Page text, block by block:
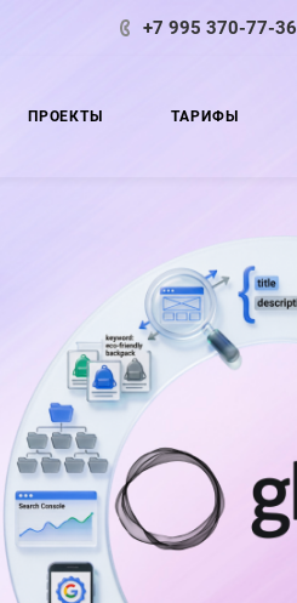
+7 995 370-77-36
ПРОЕКТЫ ТАРИФЫ